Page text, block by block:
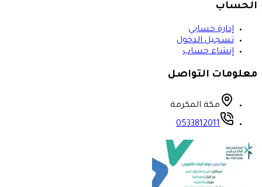
الحساب
إدارة حسابي
تسجيل الدخول
إنشاء حساب
معلومات التواصل
مكة المكرمة
0533812011